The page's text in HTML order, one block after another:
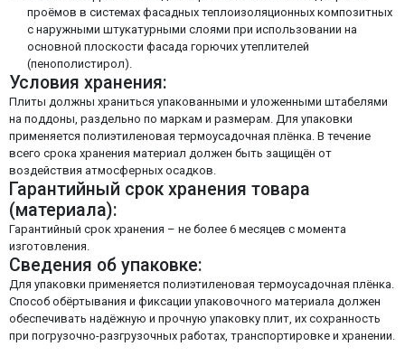
проёмов в системах фасадных теплоизоляционных композитных
с наружными штукатурными слоями при использовании на
основной плоскости фасада горючих утеплителей
(пенополистирол).
Условия хранения:
Плиты должны храниться упакованными и уложенными штабелями
на поддоны, раздельно по маркам и размерам. Для упаковки
применяется полиэтиленовая термоусадочная плёнка. В течение
всего срока хранения материал должен быть защищён от
воздействия атмосферных осадков.
Гарантийный срок хранения товара
(материала):
Гарантийный срок хранения – не более 6 месяцев с момента
изготовления.
Сведения об упаковке:
Для упаковки применяется полиэтиленовая термоусадочная плёнка.
Способ обёртывания и фиксации упаковочного материала должен
обеспечивать надёжную и прочную упаковку плит, их сохранность
при погрузочно-разгрузочных работах, транспортировке и хранении.